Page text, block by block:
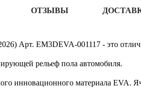
ОТЗЫВЫ
Арт. EM3DEVA-001117 - это
рельеф пола автомобиля.
инновационного материала EVA.